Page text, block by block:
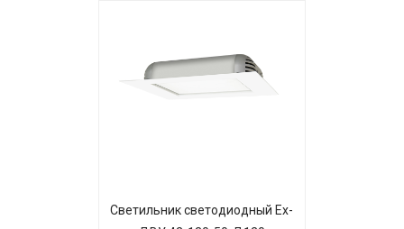
Светильник светодиодный Ex-